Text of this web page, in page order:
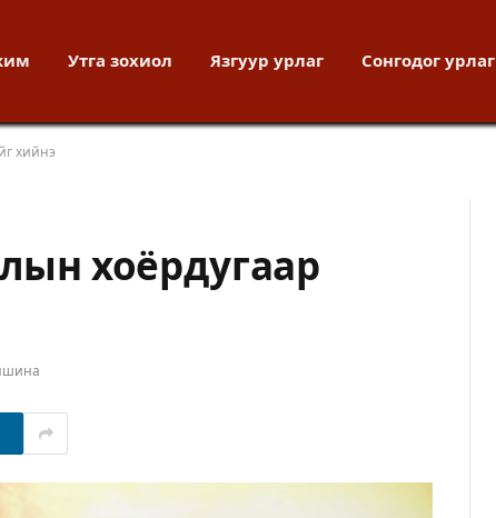
Утга зохиол Язгуур урлаг Сонгодог урлаг
хийнэ
хоёрдугаар